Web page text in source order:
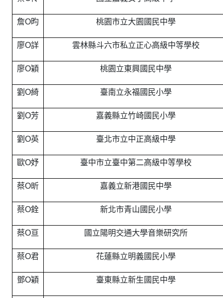
詹O昀 桃園市立大園國民中學
廖O詳 雲林縣斗六市私立正心高級中等學校
廖O穎 桃園立東興國民中學
劉O綺 臺南立永福國民小學
劉O芳 嘉義縣立竹崎國民小學
劉O英 臺北市立中正高級中學
歐O妤 臺中市立臺中第二高級中等學校
蔡O昕 嘉義立新港國民中學
蔡O銓 新北市青山國民小學
蔡O亘 國立陽明交通大學音樂研究所
蔡O君 花蓮縣立明義國民小學
鄧O穎 臺東縣立新生國民中學